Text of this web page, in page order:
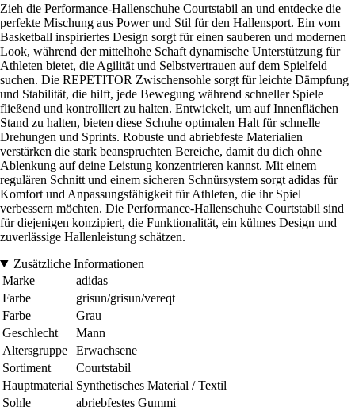
Zieh die Performance-Hallenschuhe Courtstabil an und entdecke die
perfekte Mischung aus Power und Stil für den Hallensport. Ein vom
Basketball inspiriertes Design sorgt für einen sauberen und modernen
Look, während der mittelhohe Schaft dynamische Unterstützung für
Athleten bietet, die Agilität und Selbstvertrauen auf dem Spielfeld
suchen. Die REPETITOR Zwischensohle sorgt für leichte Dämpfung
und Stabilität, die hilft, jede Bewegung während schneller Spiele
fließend und kontrolliert zu halten. Entwickelt, um auf Innenflächen
Stand zu halten, bieten diese Schuhe optimalen Halt für schnelle
Drehungen und Sprints. Robuste und abriebfeste Materialien
verstärken die stark beanspruchten Bereiche, damit du dich ohne
Ablenkung auf deine Leistung konzentrieren kannst. Mit einem
regulären Schnitt und einem sicheren Schnürsystem sorgt adidas für
Komfort und Anpassungsfähigkeit für Athleten, die ihr Spiel
verbessern möchten. Die Performance-Hallenschuhe Courtstabil sind
für diejenigen konzipiert, die Funktionalität, ein kühnes Design und
zuverlässige Hallenleistung schätzen.
Zusätzliche Informationen
Marke
adidas
Farbe
grisun/grisun/vereqt
Farbe
Grau
Geschlecht
Mann
Altersgruppe
Erwachsene
Sortiment
Courtstabil
Hauptmaterial Synthetisches Material / Textil
Sohle
abriebfestes Gummi